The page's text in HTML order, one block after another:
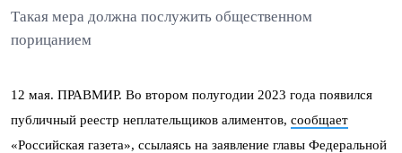
Такая мера должна послужить общественном
порицанием
12 мая. ПРАВМИР. Во втором полугодии 2023 года появился
публичный реестр неплательщиков алиментов, сообщает
«Российская газета», ссылаясь на заявление главы Федеральной